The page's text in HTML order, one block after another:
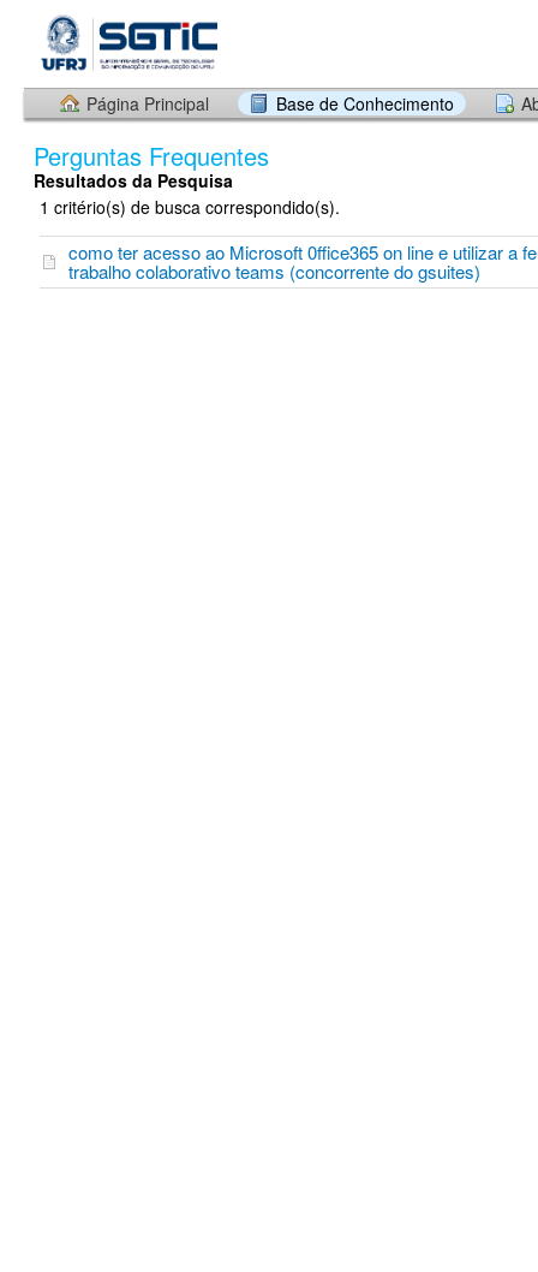
Página Principal Base de Conhecimento
Perguntas Frequentes
Resultados da Pesquisa
1 critério(s) de busca correspondido(s).
como ter acesso ao Microsoft 0ffice365 on line e utilizar a
trabalho colaborativo teams (concorrente do gsuites)